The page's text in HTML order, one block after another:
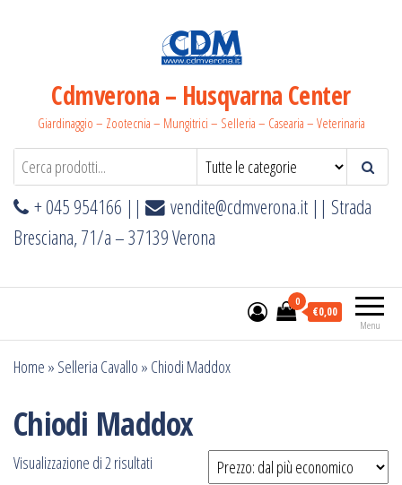
Cdmverona – Husqvarna Center
Giardinaggio – Zootecnia – Mungitrici – Selleria – Casearia – Veterinaria
+ 045 954166 || vendite@cdmverona.it || Strada
Bresciana, 71/a – 37139 Verona
Menu
0
€0,00
Home » Selleria Cavallo » Chiodi Maddox
Chiodi Maddox
Visualizzazione di 2 risultati